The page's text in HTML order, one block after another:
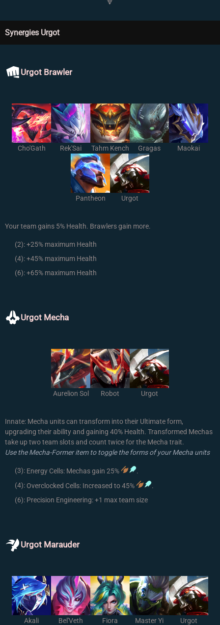
Synergies Urgot
Urgot Brawler
Cho'Gath Rek'Sai Tahm Kench Gragas Maokai
Pantheon Urgot
Your team gains 5% Health. Brawlers gain more.
(2):+25% maximum Health
(4):+45% maximum Health
(6):+65% maximum Health
Urgot Mecha
Aurelion Sol Robot Urgot
Innate: Mecha units can transform into their Ultimate form,
upgrading their ability and gaining 40% Health. Transformed Mechas
take up two team slots and count twice for the Mecha trait.
Use the Mecha-Former item to toggle the forms of your Mecha units
(3): Energy Cells: Mechas gain 25%
.
(4): Overclocked Cells: Increased to 45%
.
(6): Precision Engineering: +1 max team size
Urgot Marauder
Akali Bel'Veth Fiora Master Yi Urgot